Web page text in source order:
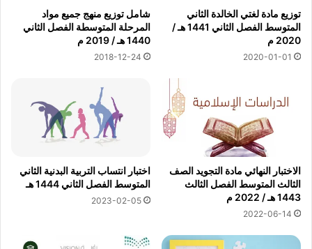
توزيع مادة لغتي الخالدة الثاني
المتوسط الفصل الثاني 1441 هـ /
2020 م
2020-01-01
شامل توزيع منهج جميع مواد
المرحلة المتوسطة الفصل الثاني
1440 هـ / 2019 م
2018-12-24
الاختبار النهائي مادة التجويد الصف
الثالث المتوسط الفصل الثالث
1443 هـ / 2022 م
2022-06-14
اختبار انتساب التربية البدنية الثاني
المتوسط الفصل الثاني 1444 هـ
2023-02-05